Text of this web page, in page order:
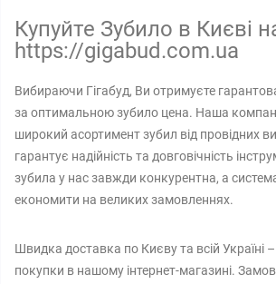
Купуйте Зубило в Києві
https://gigabud.com.ua
Вибираючи Гігабуд, Ви отримуєте
за оптимальною зубило цена. Наша
широкий асортимент зубил від провідних
гарантує надійність та довговічність
зубила у нас завжди конкурентна, а
економити на великих замовленнях.
Швидка доставка по Києву та всій Україні
покупки в нашому інтернет-магазині.